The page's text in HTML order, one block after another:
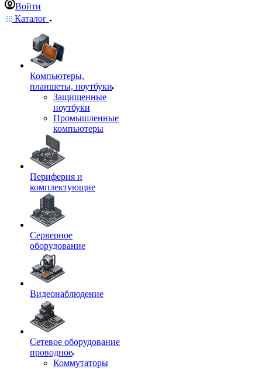
Войти
Каталог
Компьютеры,
планшеты, ноутбуки
Защищенные
ноутбуки
Промышленные
компьютеры
Периферия и
комплектующие
Серверное
оборудование
Видеонаблюдение
Сетевое оборудование
проводное
Коммутаторы